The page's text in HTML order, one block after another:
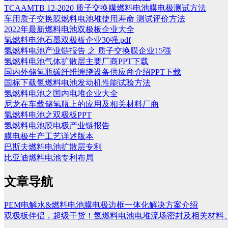
TCAAMTB 12-2020 质子交换膜燃料电池膜电极测试方法
车用质子交换膜燃料电池堆使用寿命 测试评价方法
2022年最新燃料电池双极板企业大全
氢燃料电池石墨双极板企业30强.pdf
氢燃料电池产业链报告 之 质子交换膜企业15强
氢燃料电池气体扩散层主要厂商PPT下载
国内外储氢瓶碳纤维缠绕设备供应商介绍PPT下载
国标下载氢燃料电池发动机性能试验方法
氢燃料电池之国内电堆企业大全
尼龙在车载储氢瓶上的应用及相关材料厂商
氢燃料电池之双极板PPT
氢燃料电池膜电极产业链报告
膜电极生产工艺详述版本
巴斯夫燃料电池扩散层专利
比亚迪燃料电池专利布局
文章导航
PEM电解水&燃料电池膜电极边框一体化解决方案介绍
双极板伴侣，超级干货！氢燃料电池电堆流场密封及相关材料